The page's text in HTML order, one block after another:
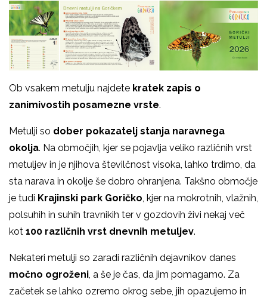
Ob vsakem metulju najdete kratek zapis o
zanimivostih posamezne vrste.
Metulji so dober pokazatelj stanja naravnega
okolja. Na območjih, kjer se pojavlja veliko različnih vrst
metuljev in je njihova številčnost visoka, lahko trdimo, da
sta narava in okolje še dobro ohranjena. Takšno območje
je tudi Krajinski park Goričko, kjer na mokrotnih, vlažnih,
polsuhih in suhih travnikih ter v gozdovih živi nekaj več
kot 100 različnih vrst dnevnih metuljev.
Nekateri metulji so zaradi različnih dejavnikov danes
močno ogroženi, a še je čas, da jim pomagamo. Za
začetek se lahko ozremo okrog sebe, jih opazujemo in